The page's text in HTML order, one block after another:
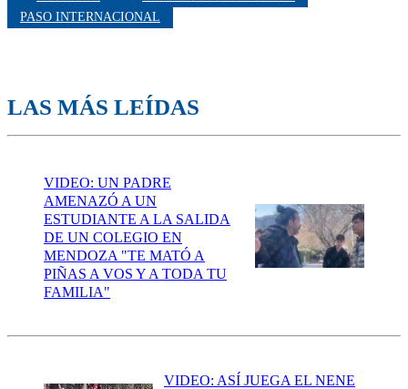
PASO INTERNACIONAL
LAS MÁS LEÍDAS
VIDEO: UN PADRE
AMENAZÓ A UN
ESTUDIANTE A LA SALIDA
DE UN COLEGIO EN
MENDOZA "TE MATÓ A
PIÑAS A VOS Y A TODA TU
FAMILIA"
VIDEO: ASÍ JUEGA EL NENE